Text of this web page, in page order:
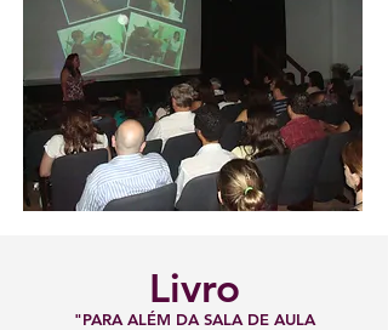
Livro
"PARA ALÉM DA SALA DE AULA